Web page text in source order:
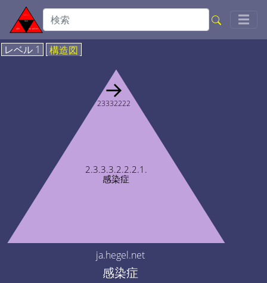
☰
レベル 1 構造図
2.3.3.3.2.2.2.1.
感染症
→
23332222
ja.hegel.net
感染症